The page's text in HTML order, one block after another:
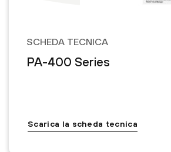
SCHEDA TECNICA
PA-400 Series
Scarica la scheda tecnica